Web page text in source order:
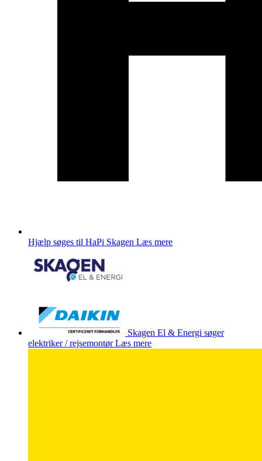
Hjælp søges til HaPi Skagen Læs mere
Skagen El & Energi søger
elektriker / rejsemontør Læs mere